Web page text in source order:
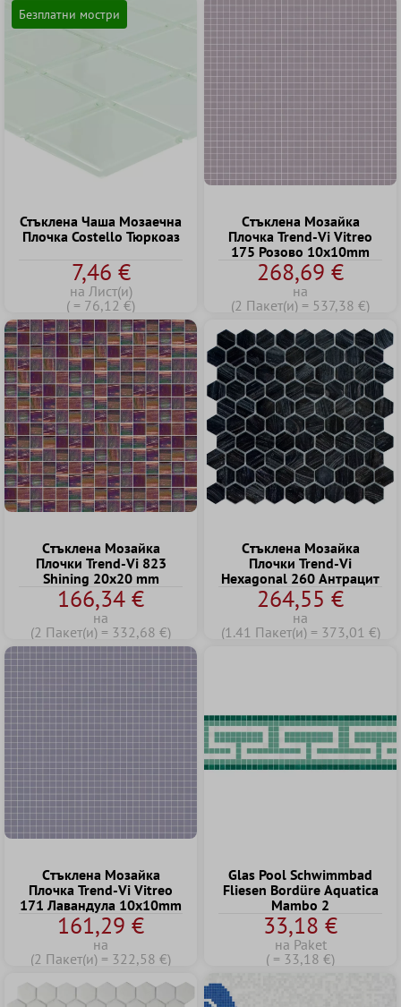
Безплатни мостри
Стъклена Чаша Mозаечна
Плочка Costello Тюркоаз
7,46 €
на Лист(и)
( = 76,12 €)
Cтъклена Mозайка
Плочка Trend-Vi Vitreo
175 Розово 10x10mm
268,69 €
на
(2 Пакет(и) = 537,38 €)
Cтъклена Mозайка
Плочки Trend-Vi 823
Shining 20x20 mm
166,34 €
на
(2 Пакет(и) = 332,68 €)
Cтъклена Mозайка
Плочки Trend-Vi
Hexagonal 260 Антрацит
264,55 €
на
(1.41 Пакет(и) = 373,01 €)
Cтъклена Mозайка
Плочка Trend-Vi Vitreo
171 Лавандула 10x10mm
161,29 €
на
(2 Пакет(и) = 322,58 €)
Glas Pool Schwimmbad
Fliesen Bordüre Aquatica
Mambo 2
33,18 €
на Paket
( = 33,18 €)